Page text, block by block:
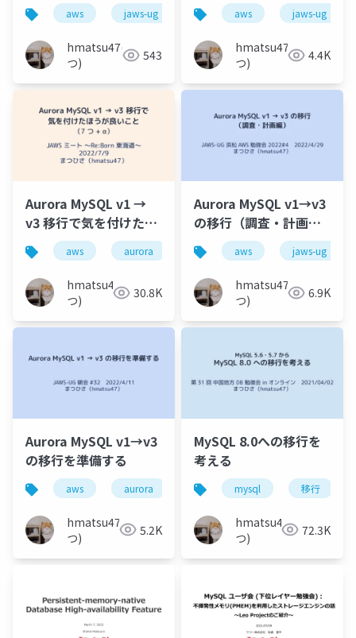
aws jaws-ug aurora 移行
hmatsu47(ま
つ)
543
aws jaws-ug
hmatsu47(ま
つ)
4.4K
Aurora MySQL v1 →
v3 移行で気を付けたほ
うが良いこと（7 つ +
α）
aws aurora 移行 バージョンアップ
hmatsu47(ま
つ)
30.8K
Aurora MySQL v1→v3
の移行（調査・計画
編）
aws jaws-ug
hmatsu47(ま
つ)
6.9K
Aurora MySQL v1→v3
の移行を準備する
aws aurora 移行 バージョンアップ
hmatsu47(ま
つ)
5.2K
MySQL 8.0への移行を
考える
mysql 移行
hmatsu47(ま
つ)
72.3K